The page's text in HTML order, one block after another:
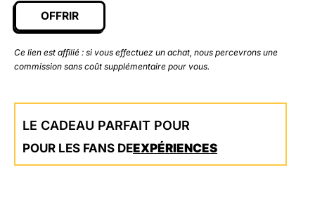
OFFRIR
Ce lien est affilié : si vous effectuez un achat, nous percevrons une
commission sans coût supplémentaire pour vous.
LE CADEAU PARFAIT POUR
POUR LES FANS DEEXPÉRIENCES